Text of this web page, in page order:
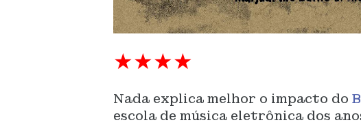
★★★★
Nada explica melhor o impacto do
escola de música eletrônica dos